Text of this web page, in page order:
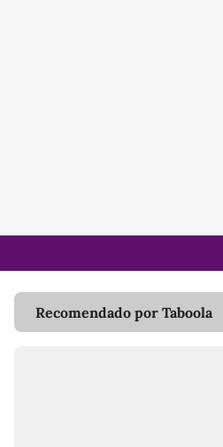
Recomendado por Taboola